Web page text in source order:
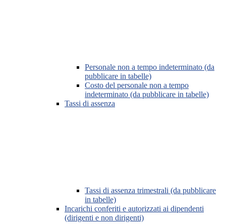
Personale non a tempo indeterminato (da
pubblicare in tabelle)
Costo del personale non a tempo
indeterminato (da pubblicare in tabelle)
Tassi di assenza
Tassi di assenza trimestrali (da pubblicare
in tabelle)
Incarichi conferiti e autorizzati ai dipendenti
(dirigenti e non dirigenti)